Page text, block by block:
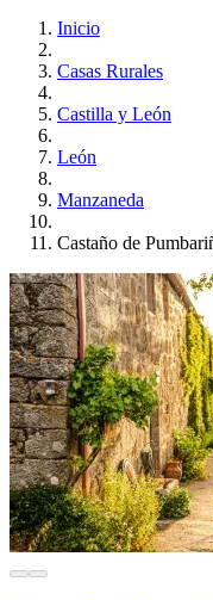
Inicio
Casas Rurales
Castilla y León
León
Manzaneda
Castaño de